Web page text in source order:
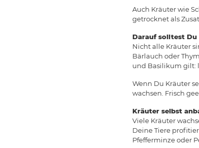
Auch Kräuter wie
getrocknet als
Darauf solltest Du
Nicht alle Kräuter
Bärlauch oder
und Basilikum gilt:
Wenn Du Kräuter
wachsen. Frisch
Kräuter selbst
Viele Kräuter
Deine Tiere
Pfefferminze oder